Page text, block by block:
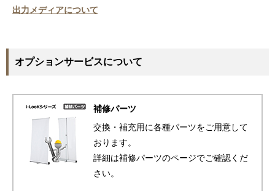
出力メディアについて
オプションサービスについて
補修パーツ
交換・補充用に各種パーツをご用意して
おります。
詳細は補修パーツのページでご確認くだ
さい。